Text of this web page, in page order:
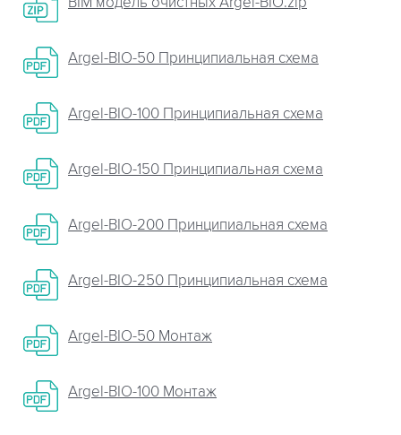
Argel-BIO-50 Принципиальная схема
Argel-BIO-100 Принципиальная схема
Argel-BIO-150 Принципиальная схема
Argel-BIO-200 Принципиальная схема
Argel-BIO-250 Принципиальная схема
Argel-BIO-50 Монтаж
Argel-BIO-100 Монтаж